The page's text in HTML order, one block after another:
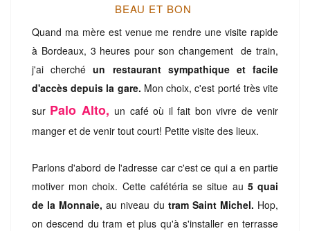
BEAU ET BON
Quand ma mère est venue me rendre une visite rapide
à Bordeaux, 3 heures pour son changement de train,
j'ai cherchéun restaurant sympathique et facile
d'accès depuis la gare. Mon choix, c'est porté très vite
sur Palo Alto, un café où il fait bon vivre de venir
manger et de venir tout court! Petite visite des lieux.
Parlons d'abord de l'adresse car c'est ce qui a en partie
motiver mon choix. Cette cafétéria se situe au 5 quai
de la Monnaie, au niveau du tram Saint Michel. Hop,
on descend du tram et plus qu'à s'installer en terrasse